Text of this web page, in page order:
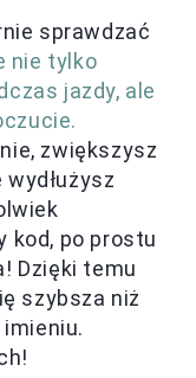
sprawdzać
nie tylko
jazdy, ale
zwiększysz
kod, po prostu
Dzięki temu
szybsza niż